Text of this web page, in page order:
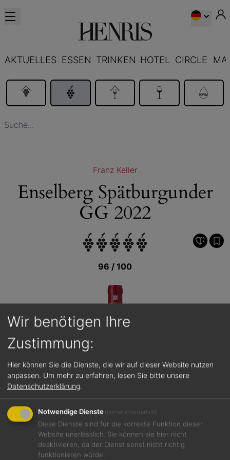
AKTUELLES ESSEN TRINKEN HOTEL CIRCLE
Franz Keller
Enselberg Spätburgunder
GG 2022
96 / 100
Jetzt teilen
Wir benötigen Ihre
Zustimmung:
Hier können Sie die Dienste, die wir auf dieser Website nutzen
anpassen. Um mehr zu erfahren, lesen Sie bitte unsere
Datenschutzerklärung
Notwendige Dienste (immer erforderlich)
Diese Dienste sind für die korrekte Funktion dieser
Website unerlässlich. Sie können sie hier nicht
deaktivieren, da der Dienst sonst nicht richtig
funktionieren würde.